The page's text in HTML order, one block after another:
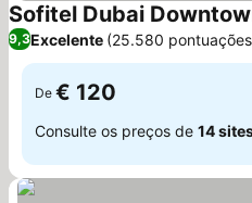
Sofitel Dubai
9,3Excelente (25.580
De € 120
Consulte os preços de 14